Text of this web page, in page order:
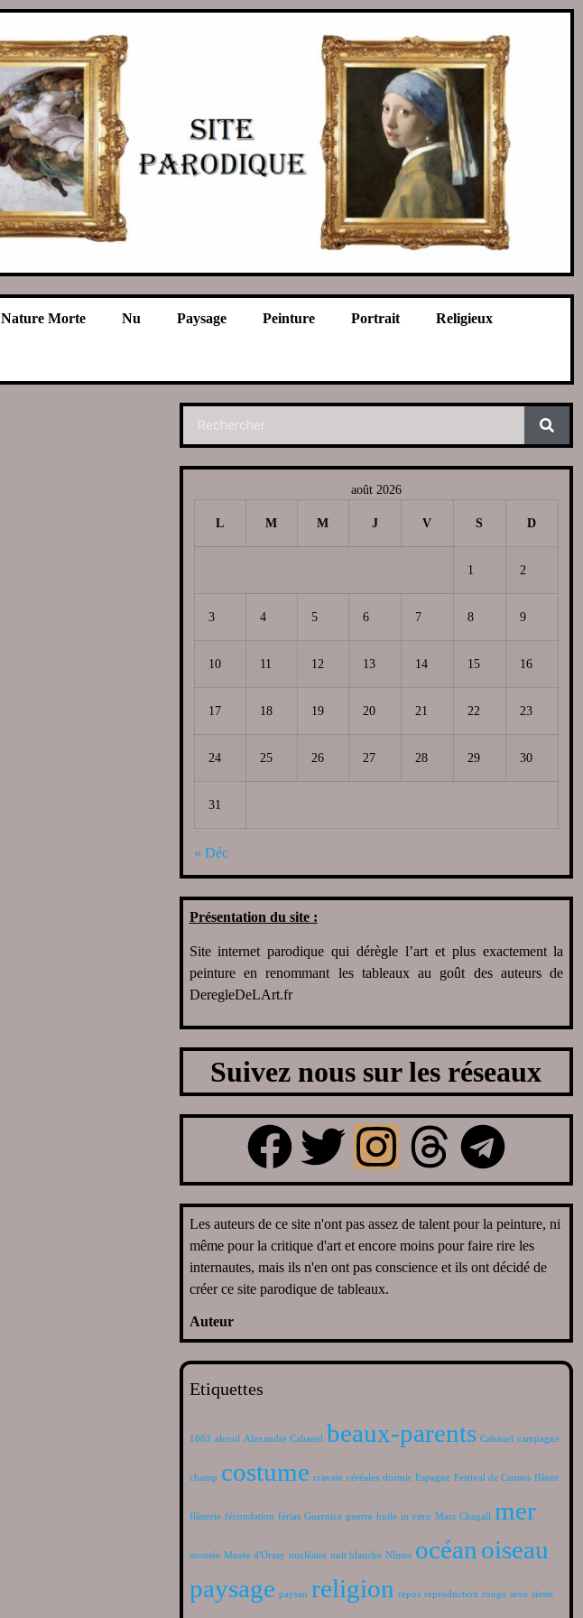
Nature Morte Nu Paysage Peinture Portrait Religieux
août 2026
L M M J V S D
1 2
3 4 5 6 7 8 9
10 11 12 13 14 15 16
17 18 19 20 21 22 23
24 25 26 27 28 29 30
31
« Déc
Présentation du site :
Site internet parodique qui dérègle l’art et plus exactement la
peinture en renommant les tableaux au goût des auteurs de
DeregleDeLArt.fr
Suivez nous sur les réseaux
Les auteurs de ce site n'ont pas assez de talent pour la peinture, ni
même pour la critique d'art et encore moins pour faire rire les
internautes, mais ils n'en ont pas conscience et ils ont décidé de
créer ce site parodique de tableaux.
Auteur
Etiquettes
1863 alcool Alexandre Cabanel beaux-parents Cabanel campagne
champ costume cravate céréales dormir Espagne Festival de Cannes flâner
flânerie fécondation férias Guernica guerre huile in vitro Marc Chagall mer
montée Musée d'Orsay nucléaire nuit blanche Nîmes océan oiseau
paysage paysan religion repos reproduction rouge sexe sieste